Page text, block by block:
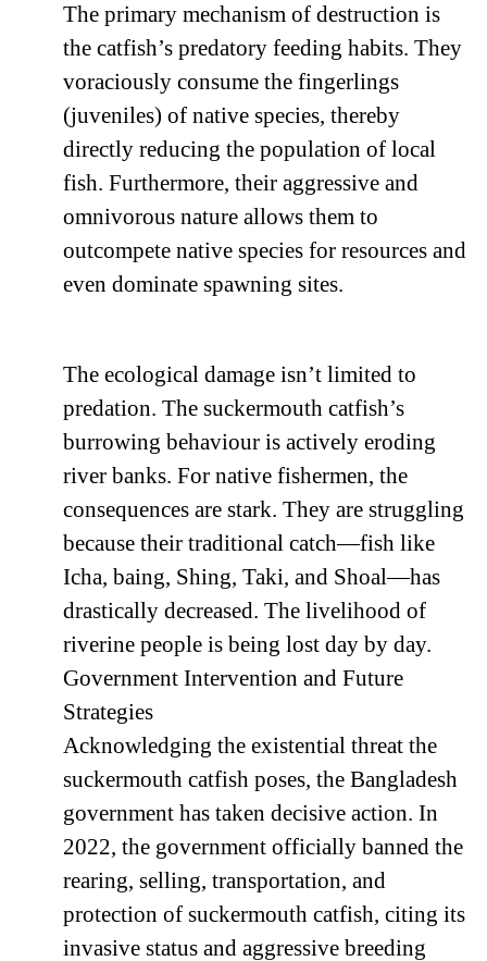
The primary mechanism of destruction is
the catfish’s predatory feeding habits. They
voraciously consume the fingerlings
(juveniles) of native species, thereby
directly reducing the population of local
fish. Furthermore, their aggressive and
omnivorous nature allows them to
outcompete native species for resources and
even dominate spawning sites.
The ecological damage isn’t limited to
predation. The suckermouth catfish’s
burrowing behaviour is actively eroding
river banks. For native fishermen, the
consequences are stark. They are struggling
because their traditional catch—fish like
Icha, baing, Shing, Taki, and Shoal—has
drastically decreased. The livelihood of
riverine people is being lost day by day.
Government Intervention and Future
Strategies
Acknowledging the existential threat the
suckermouth catfish poses, the Bangladesh
government has taken decisive action. In
2022, the government officially banned the
rearing, selling, transportation, and
protection of suckermouth catfish, citing its
invasive status and aggressive breeding